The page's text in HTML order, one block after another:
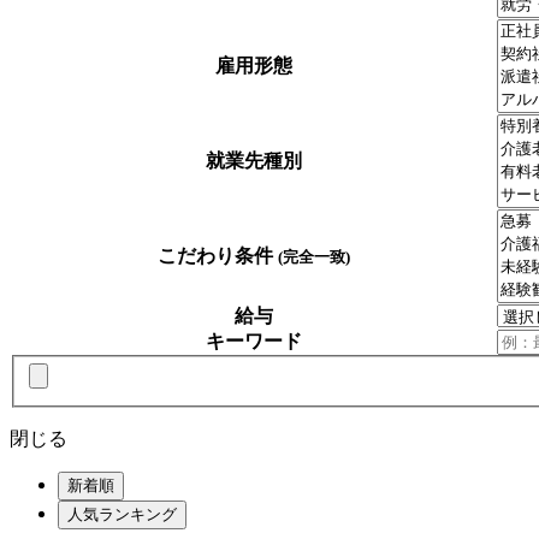
雇用形態
就業先種別
こだわり条件 (完全一致)
給与
キーワード
閉じる
新着順
人気ランキング